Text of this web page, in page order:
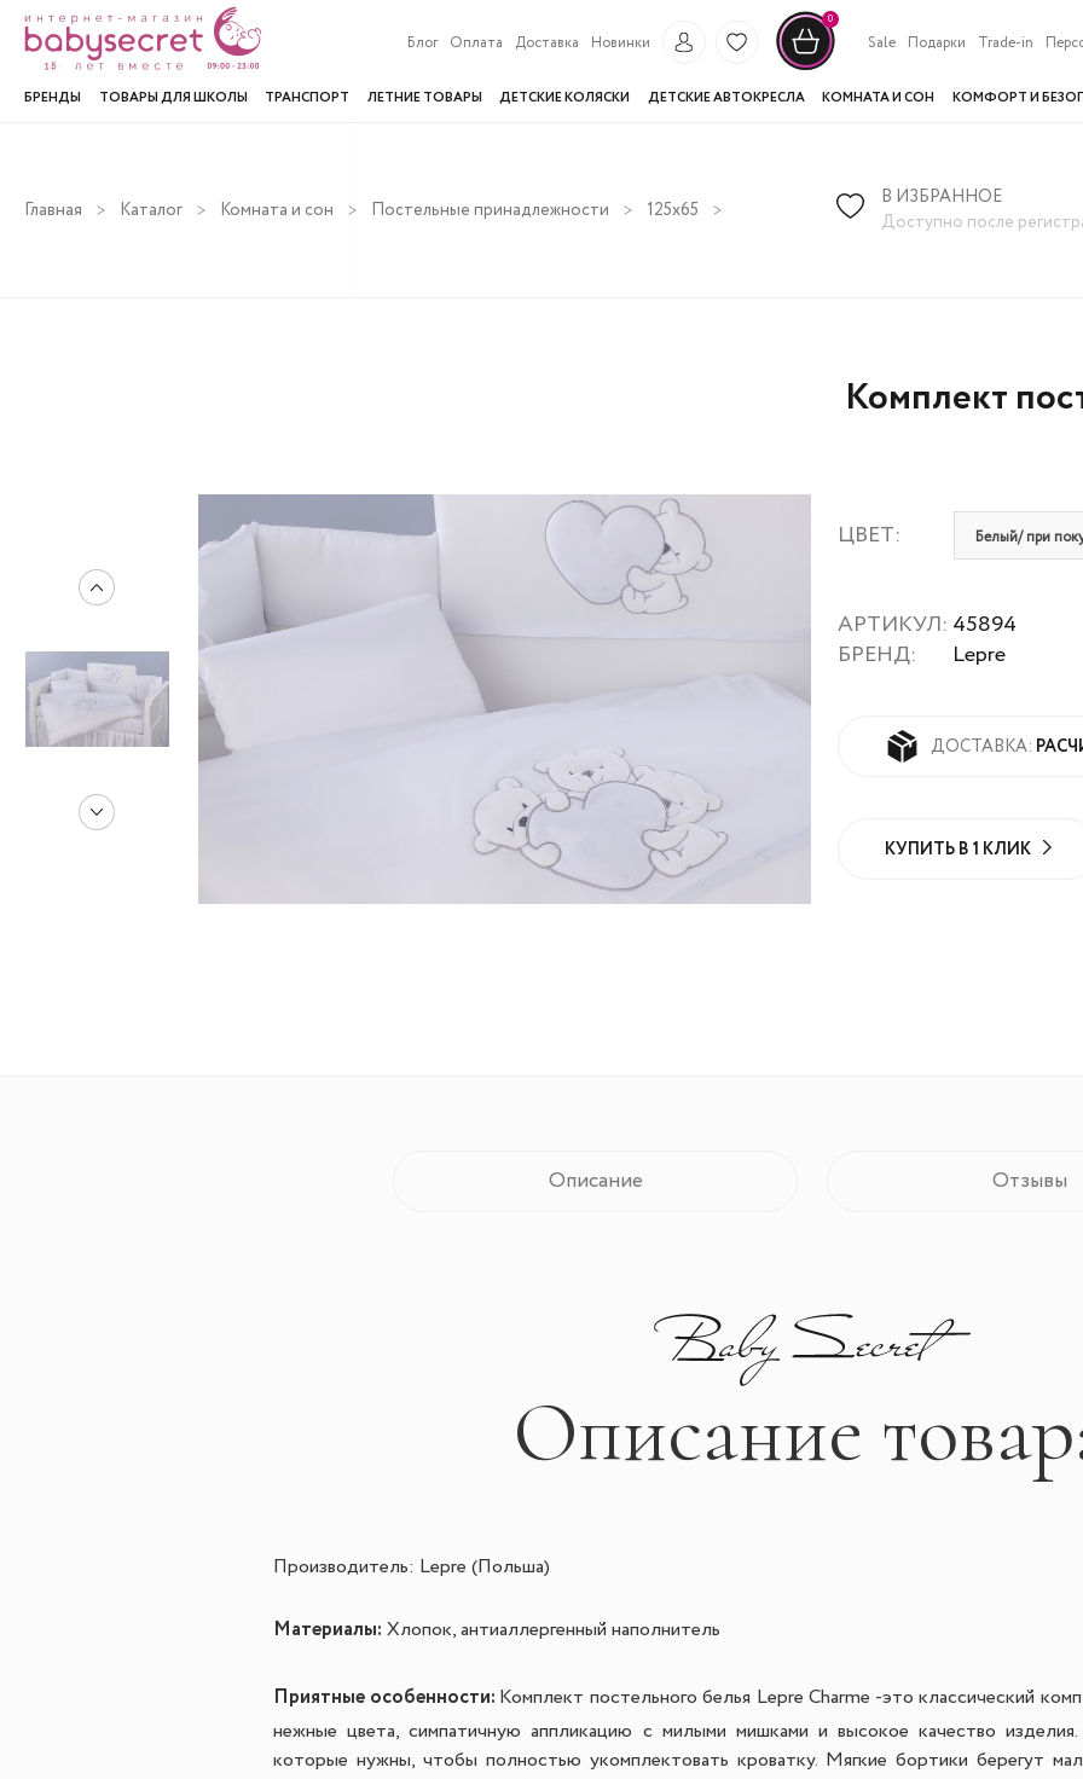
Блог Оплата Доставка Новинки
0
Sale Подарки Trade-in
БРЕНДЫ ТОВАРЫ ДЛЯ ШКОЛЫ ТРАНСПОРТ ЛЕТНИЕ ТОВАРЫ ДЕТСКИЕ КОЛЯСКИ ДЕТСКИЕ АВТОКРЕСЛА КОМНАТА И СОН КОМФОРТ И
Главная Каталог Комната и сон Постельные принадлежности 125х65 Комплект постельного белья Lepre
В ИЗБРАННОЕ
Доступно после
Комплект
ЦВЕТ: Белый/ при
АРТИКУЛ:
БРЕНД:
45894
Lepre
ДОСТАВКА:
КУПИТЬ В 1 КЛИК
Описание Отзывы
Описание
Производитель: Lepre (Польша)
Материалы: Хлопок, антиаллергенный наполнитель
Приятные особенности: Комплект постельного белья Lepre Charme -это классический
нежные цвета, симпатичную аппликацию с милыми мишками и высокое качество
которые нужны, чтобы полностью укомплектовать кроватку. Мягкие бортики берегут